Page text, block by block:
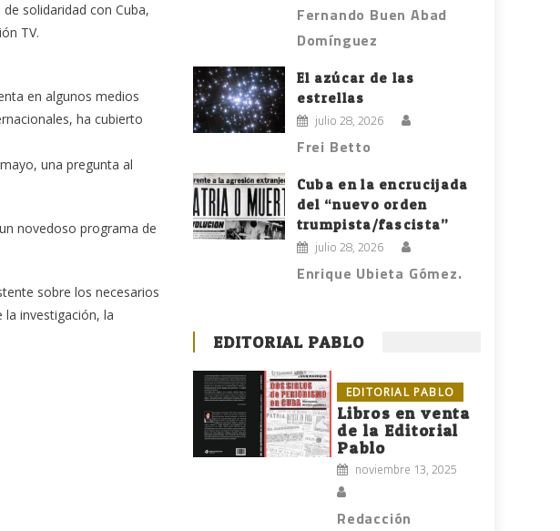
solidaridad con Cuba,
TV.
en algunos medios
ha cubierto
una pregunta al
novedoso programa de
sobre los necesarios
investigación, la
Fernando Buen Abad
Domínguez
El azúcar de las
estrellas
julio 28, 2026
Frei Betto
Cuba en la encrucijada
del “nuevo orden
trumpista/fascista”
julio 28, 2026
Enrique Ubieta Gómez.
EDITORIAL PABLO
EDITORIAL PABLO
Libros en venta
de la Editorial
Pablo
noviembre 13, 2025
Redacción